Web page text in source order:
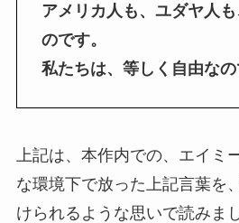
アメリカ人も、ユダヤ人
のです。
私たちは、等しく自由なの
上記は、本作内での、エイミ
な環境下で放った上記言葉を
けられるような思いで読みま